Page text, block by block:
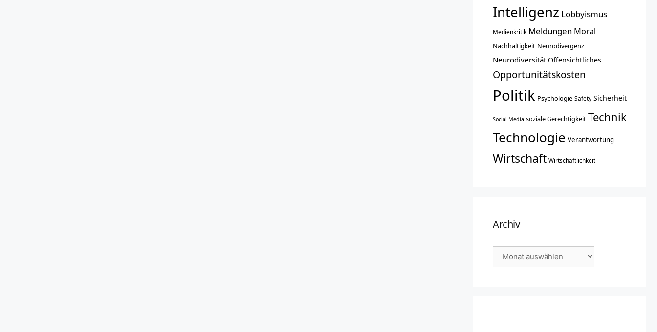
Intelligenz Lobbyismus
Medienkritik Meldungen Moral
Nachhaltigkeit Neurodivergenz
Neurodiversität Offensichtliches
Opportunitätskosten
Politik Psychologie Safety Sicherheit
Social Media soziale Gerechtigkeit Technik
Technologie Verantwortung
Wirtschaft Wirtschaftlichkeit
Archiv
Archiv